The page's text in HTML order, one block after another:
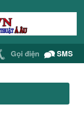
Gọi điện SMS